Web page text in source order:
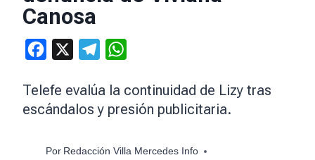
Canosa
Facebook Telegram
Telefe evalúa la continuidad de Lizy tras
escándalos y presión publicitaria.
Por Redacción Villa Mercedes Info